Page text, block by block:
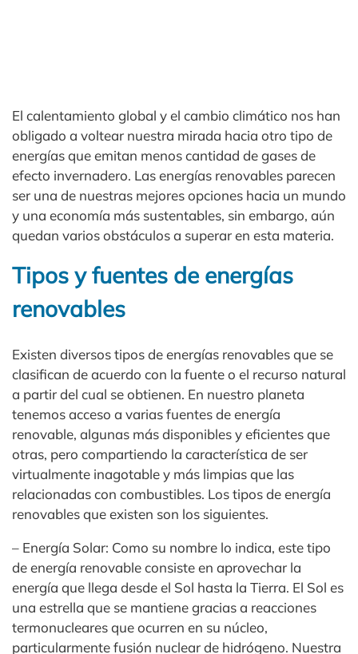
El calentamiento global y el cambio climático nos han
obligado a voltear nuestra mirada hacia otro tipo de
energías que emitan menos cantidad de gases de
efecto invernadero. Las energías renovables parecen
ser una de nuestras mejores opciones hacia un mundo
y una economía más sustentables, sin embargo, aún
quedan varios obstáculos a superar en esta materia.
Tipos y fuentes de energías
renovables
Existen diversos tipos de energías renovables que se
clasifican de acuerdo con la fuente o el recurso natural
a partir del cual se obtienen. En nuestro planeta
tenemos acceso a varias fuentes de energía
renovable, algunas más disponibles y eficientes que
otras, pero compartiendo la característica de ser
virtualmente inagotable y más limpias que las
relacionadas con combustibles. Los tipos de energía
renovables que existen son los siguientes.
– Energía Solar: Como su nombre lo indica, este tipo
de energía renovable consiste en aprovechar la
energía que llega desde el Sol hasta la Tierra. El Sol es
una estrella que se mantiene gracias a reacciones
termonucleares que ocurren en su núcleo,
particularmente fusión nuclear de hidrógeno. Nuestra